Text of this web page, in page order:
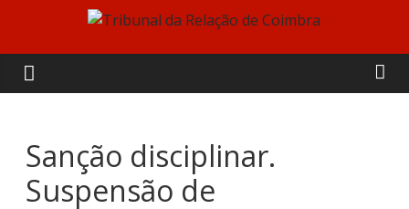
content
Tribunal
da
Relação
Sanção disciplinar.
Suspensão de